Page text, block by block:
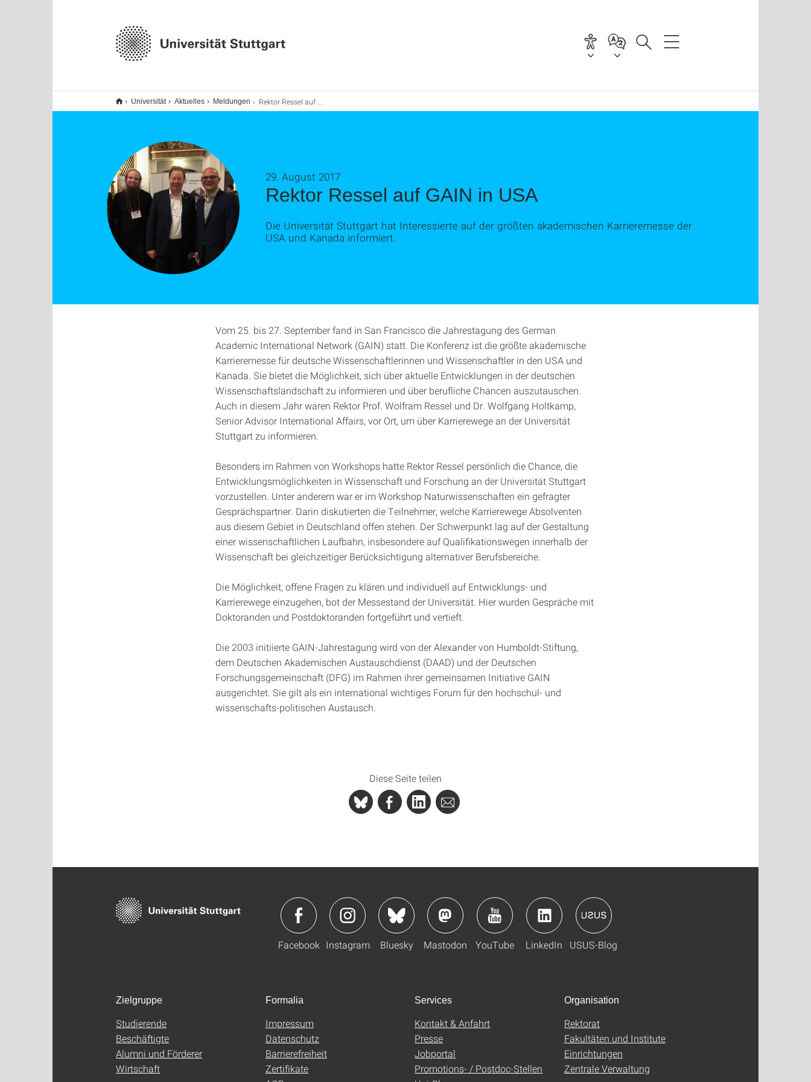
Universität Aktuelles Meldungen Rektor Ressel auf GAIN in USA
Rektor Ressel auf GAIN in USA
29. August 2017
Die Universität Stuttgart hat Interessierte auf der größten akademischen Karrieremesse der
USA und Kanada informiert.
Vom 25. bis 27. September fand in San Francisco die Jahrestagung des German
Academic International Network (GAIN) statt. Die Konferenz ist die größte akademische
Karrieremesse für deutsche Wissenschaftlerinnen und Wissenschaftler in den USA und
Kanada. Sie bietet die Möglichkeit, sich über aktuelle Entwicklungen in der deutschen
Wissenschaftslandschaft zu informieren und über berufliche Chancen auszutauschen.
Auch in diesem Jahr waren Rektor Prof. Wolfram Ressel und Dr. Wolfgang Holtkamp,
Senior Advisor International Affairs, vor Ort, um über Karrierewege an der Universität
Stuttgart zu informieren.
Besonders im Rahmen von Workshops hatte Rektor Ressel persönlich die Chance, die
Entwicklungsmöglichkeiten in Wissenschaft und Forschung an der Universität Stuttgart
vorzustellen. Unter anderem war er im Workshop Naturwissenschaften ein gefragter
Gesprächspartner. Darin diskutierten die Teilnehmer, welche Karrierewege Absolventen
aus diesem Gebiet in Deutschland offen stehen. Der Schwerpunkt lag auf der Gestaltung
einer wissenschaftlichen Laufbahn, insbesondere auf Qualifikationswegen innerhalb der
Wissenschaft bei gleichzeitiger Berücksichtigung alternativer Berufsbereiche.
Die Möglichkeit, offene Fragen zu klären und individuell auf Entwicklungs- und
Karrierewege einzugehen, bot der Messestand der Universität. Hier wurden Gespräche mit
Doktoranden und Postdoktoranden fortgeführt und vertieft.
Die 2003 initiierte GAIN-Jahrestagung wird von der Alexander von Humboldt-Stiftung,
dem Deutschen Akademischen Austauschdienst (DAAD) und der Deutschen
Forschungsgemeinschaft (DFG) im Rahmen ihrer gemeinsamen Initiative GAIN
ausgerichtet. Sie gilt als ein international wichtiges Forum für den hochschul- und
wissenschafts-politischen Austausch.
Diese Seite teilen
Facebook Instagram Bluesky Mastodon YouTube LinkedIn USUS-Blog
Zielgruppe
Studierende
Beschäftigte
Alumni und Förderer
Wirtschaft
Formalia
Impressum
Datenschutz
Barrierefreiheit
Zertifikate
Services
Kontakt & Anfahrt
Presse
Jobportal
Promotions- / Postdoc-Stellen
Organisation
Rektorat
Fakultäten und Institute
Einrichtungen
Zentrale Verwaltung